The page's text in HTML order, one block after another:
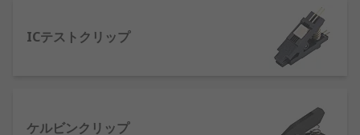
一般的には、機器側に試験用ケーブルを接続するた
めのソケットがあり、そこにケーブルに取り付けた
プラグを差し込んで測定を行います。ソケットがな
ローブと呼ばれる細い棒状の先端を回路の一部に接
ICテストクリップ
ケルビンクリップ